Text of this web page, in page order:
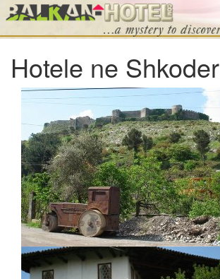
Hotele ne Shkoder